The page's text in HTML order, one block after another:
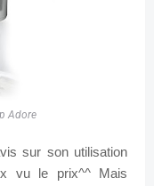
Adore
sur son utilisation
vu le prix^^ Mais